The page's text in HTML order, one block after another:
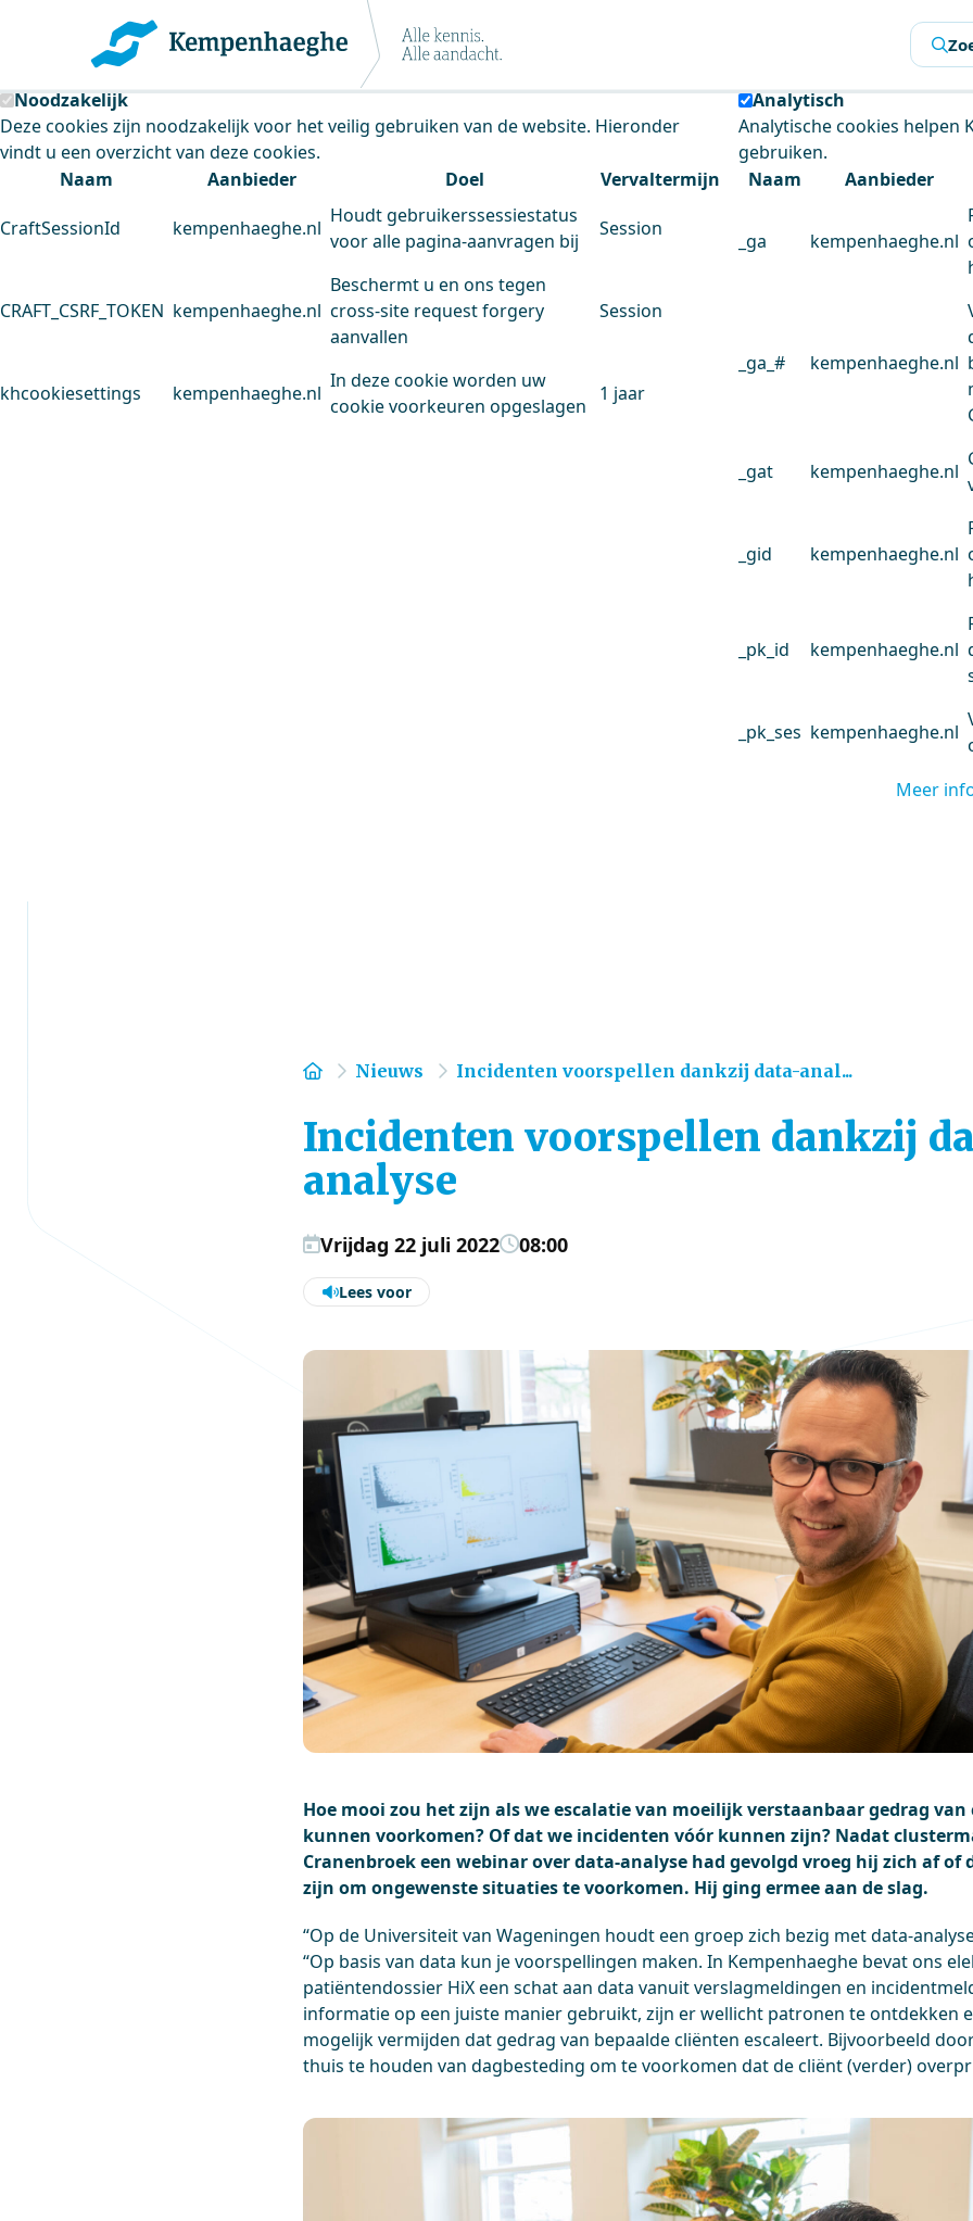
Kempenhaeghe maakt gebruik van cookies
Deze site plaatst cookies. Dit doen we om het gebruik van de website te analyseren en het gebruiksgemak te
Noodzakelijk
Deze cookies zijn noodzakelijk voor het veilig gebruiken van de website. Hieronder
vindt u een overzicht van deze cookies.
Naam
Aanbieder Doel Vervaltermijn
CraftSessionId kempenhaeghe.nl
Houdt gebruikerssessiestatus
voor alle pagina-aanvragen bij
Session
CRAFT_CSRF_TOKEN kempenhaeghe.nl
Beschermt u en ons tegen
cross-site request forgery
aanvallen
Session
khcookiesettings kempenhaeghe.nl
In deze cookie worden uw
cookie voorkeuren opgeslagen
1 jaar
Analytisch
Analytische cookies helpen
gebruiken.
Naam
Aanbieder
_ga kempenhaeghe.nl
_ga_# kempenhaeghe.nl
_gat kempenhaeghe.nl
_gid kempenhaeghe.nl
_pk_id kempenhaeghe.nl
_pk_ses kempenhaeghe.nl
Meer
Home
Nieuws Incidenten voorspellen dankzij data-anal...
Incidenten voorspellen dankzij
analyse
Vrijdag 22 juli 2022 08:00
Lees voor
Hoe mooi zou het zijn als we escalatie van moeilijk verstaanbaar gedrag
kunnen voorkomen? Of dat we incidenten vóór kunnen zijn? Nadat
Cranenbroek een webinar over data-analyse had gevolgd vroeg hij zich af
zijn om ongewenste situaties te voorkomen. Hij ging ermee aan de slag.
“Op de Universiteit van Wageningen houdt een groep zich bezig met data-
“Op basis van data kun je voorspellingen maken. In Kempenhaeghe bevat ons
patiëntendossier HiX een schat aan data vanuit verslagmeldingen en
informatie op een juiste manier gebruikt, zijn er wellicht patronen te ontdekken
mogelijk vermijden dat gedrag van bepaalde cliënten escaleert. Bijvoorbeeld
thuis te houden van dagbesteding om te voorkomen dat de cliënt (verder)